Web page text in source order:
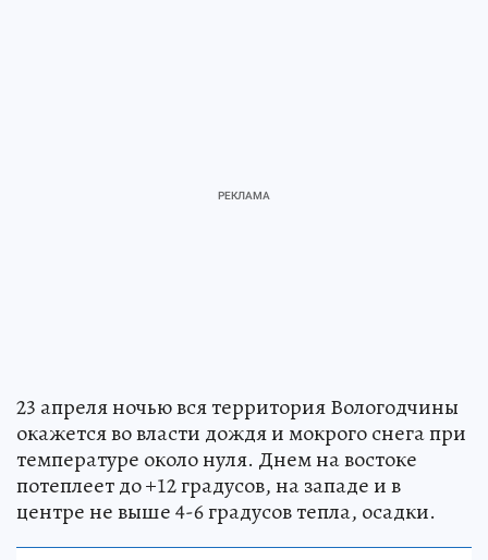
23 апреля ночью вся территория Вологодчины
окажется во власти дождя и мокрого снега при
температуре около нуля. Днем на востоке
потеплеет до +12 градусов, на западе и в
центре не выше 4-6 градусов тепла, осадки.